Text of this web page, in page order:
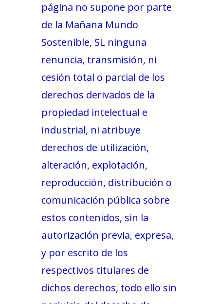
página no supone por parte
de la Mañana Mundo
Sostenible, SL ninguna
renuncia, transmisión, ni
cesión total o parcial de los
derechos derivados de la
propiedad intelectual e
industrial, ni atribuye
derechos de utilización,
alteración, explotación,
reproducción, distribución o
comunicación pública sobre
estos contenidos, sin la
autorización previa, expresa,
y por escrito de los
respectivos titulares de
dichos derechos, todo ello sin